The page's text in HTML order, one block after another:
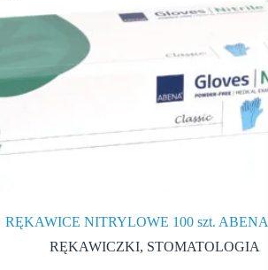
RĘKAWICE NITRYLOWE 100 szt. ABENA
RĘKAWICZKI, STOMATOLOGIA